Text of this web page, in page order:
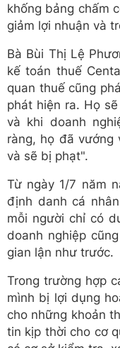
khống bảng chấm
giảm lợi nhuận và
Bà Bùi Thị Lệ
kế toán thuế
quan thuế cũng
phát hiện ra. Họ
và khi doanh
ràng, họ đã vướng
và sẽ bị phạt".
Từ ngày 1/7 năm
định danh cá
mỗi người chỉ có
doanh nghiệp
gian lận như trước.
Trong trường hợp
mình bị lợi dụng
cho những khoản
tin kịp thời cho cơ